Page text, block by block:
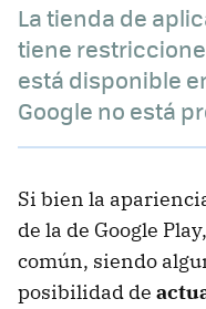
La tienda de
tiene
está disponible
Google no está
Si bien la
de la de Google
común, siendo
posibilidad de